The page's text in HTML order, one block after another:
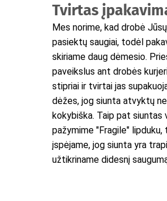
Tvirtas
Mes norime, kad drobė
pasiektų saugiai, todėl
skiriame daug dėmesio.
paveikslus ant drobės
stipriai ir tvirtai jas
dėžes, jog siunta atvyktų
kokybiška. Taip pat siuntas
pažymime "Fragile" lipduku,
įspėjame, jog siunta yra
užtikriname didesnį